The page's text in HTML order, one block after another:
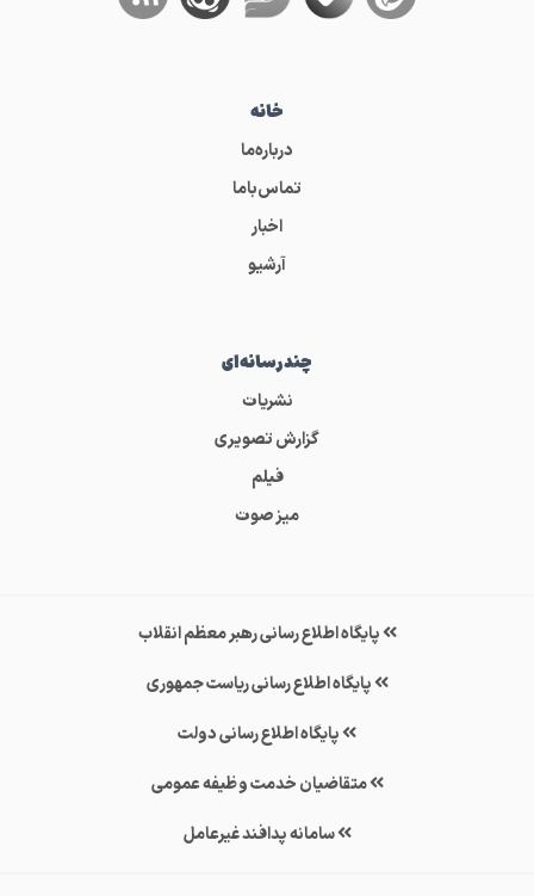
خانه
درباره‌ما
تماس‌باما
اخبار
آرشیو
چندرسانه‌ای
نشریات
گزارش تصویری
فیلم
میز صوت
پایگاه اطلاع رسانی رهبر معظم انقلاب
پایگاه اطلاع رسانی ریاست جمهوری
پایگاه اطلاع رسانی دولت
متقاضیان خدمت وظیفه عمومی
سامانه پدافند غیرعامل